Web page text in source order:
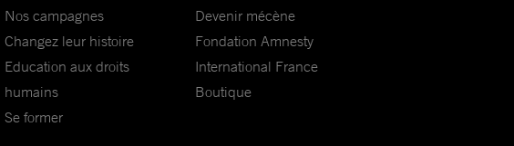
Nos campagnes
Changez leur histoire
Education aux droits
humains
Se former
Devenir mécène
Fondation Amnesty
International France
Boutique